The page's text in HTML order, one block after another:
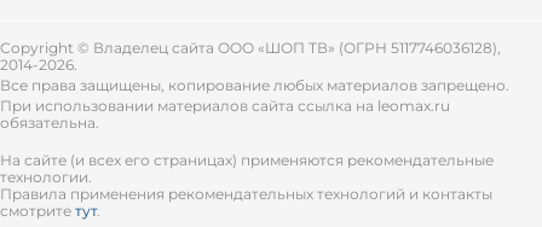
Copyright © Владелец сайта ООО «ШОП ТВ» (ОГРН 5117746036128),
2014-2026.
Все права защищены, копирование любых материалов запрещено.
При использовании материалов сайта ссылка на leomax.ru
обязательна.
На сайте (и всех его страницах) применяются рекомендательные
технологии.
Правила применения рекомендательных технологий и контакты
смотрите тут.